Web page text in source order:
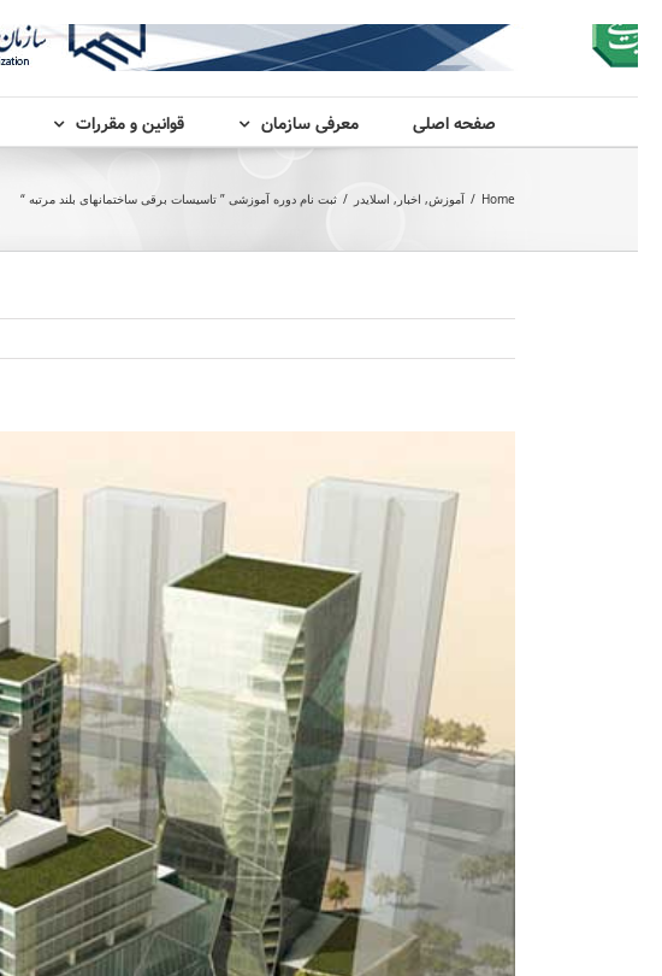
صفحه اصلی معرفی سازمان قوانین و مقررات
Home
/ آموزش, اخبار , اسلایدر / ثبت نام دوره آموزشی ” تاسیسات برقی ساختمانهای بلند مرتبه “